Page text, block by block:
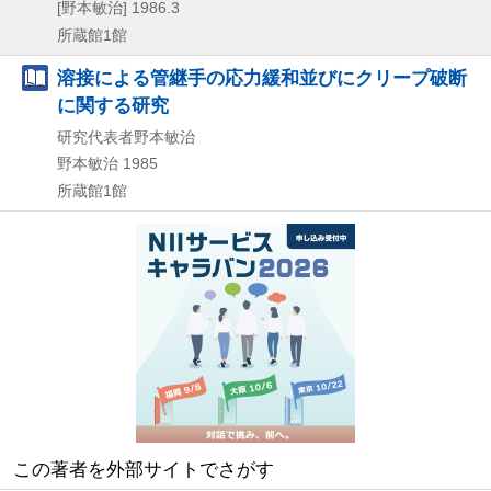
[野本敏治] 1986.3
所蔵館1館
溶接による管継手の応力緩和並びにクリープ破断
に関する研究
研究代表者野本敏治
野本敏治 1985
所蔵館1館
この著者を外部サイトでさがす